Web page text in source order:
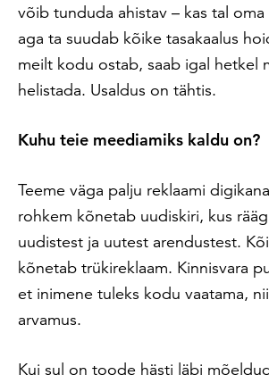
võib tunduda ahistav – kas tal
aga ta suudab kõike tasakaalus
meilt kodu ostab, saab igal hetkel
helistada. Usaldus on tähtis.
Kuhu teie meediamiks kaldu on?
Teeme väga palju reklaami
rohkem kõnetab uudiskiri, kus
uudistest ja uutest arendustest.
kõnetab trükireklaam. Kinnisvara
et inimene tuleks kodu vaatama,
arvamus.
Kui sul on toode hästi läbi